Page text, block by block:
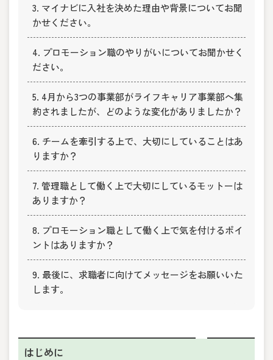
3. マイナビに入社を決めた理由や背景についてお聞
かせください。
4. プロモーション職のやりがいについてお聞かせく
ださい。
5. 4月から3つの事業部がライフキャリア事業部へ集
約されましたが、どのような変化がありましたか？
6. チームを牽引する上で、大切にしていることはあ
りますか？
7. 管理職として働く上で大切にしているモットーは
ありますか？
8. プロモーション職として働く上で気を付けるポイ
ントはありますか？
9. 最後に、求職者に向けてメッセージをお願いいた
します。
はじめに